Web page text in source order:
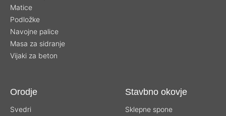
Matice
Podložke
Navojne palice
Masa za sidranje
Vijaki za beton
Orodje
Svedri
Stavbno okovje
Sklepne spone